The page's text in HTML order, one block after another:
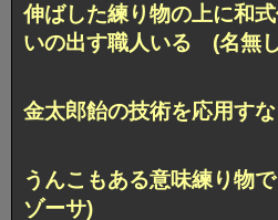
伸ばした練り物の上に和
いの出す職人いる (名無
金太郎飴の技術を応用す
うんこもある意味練り物
ゾーサ)